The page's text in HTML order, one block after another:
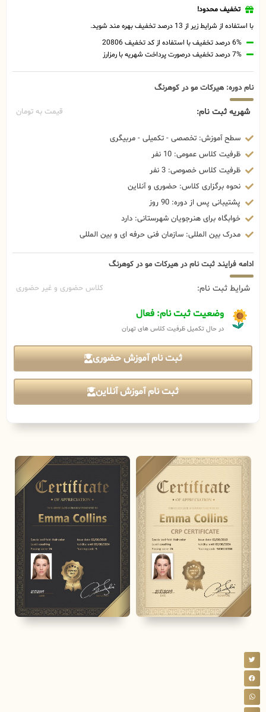
تخفیف محدود!
با استفاده از شرایط زیر از 13 درصد تخفیف بهره مند شوید.
6% درصد تخفیف با استفاده از کد تخفیف 20806
7% درصد تخفیف درصورت پرداخت شهریه با رمزارز
نام دوره: هیرکات مو در کوهرنگ
شهریه ثبت نام: قیمت به تومان
سطح آموزش: تخصصی - تکمیلی - مربیگری
ظرفیت کلاس عمومی: 10 نفر
ظرفیت کلاس خصوصی: 3 نفر
نحوه برگزاری کلاس: حضوری و آنلاین
پشتیبانی پس از دوره: 90 روز
خوابگاه برای هنرجویان شهرستانی: دارد
مدرک بین المللی: سازمان فنی حرفه ای و بین المللی
ادامه فرایند ثبت نام در هیرکات مو در کوهرنگ
شرایط ثبت نام: کلاس حضوری و غیر حضوری
وضعیت ثبت نام: فعال
در حال تکمیل ظرفیت کلاس های تهران
ثبت نام آموزش حضوری
ثبت نام آموزش آنلاین